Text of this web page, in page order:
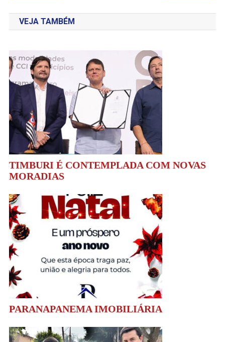
de
Post
VEJA TAMBÉM
TIMBURI É CONTEMPLADA COM NOVAS
MORADIAS
PARANAPANEMA IMOBILIÁRIA